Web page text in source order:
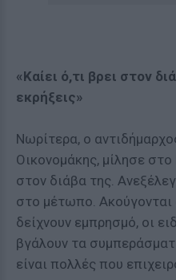
«Καίει ό,τι βρει στον
εκρήξεις»
Νωρίτερα, ο
Οικονομάκης, μίλησε στο
στον διάβα της.
στο μέτωπο. Ακούγονται
δείχνουν εμπρησμό, οι
βγάλουν τα
είναι πολλές που